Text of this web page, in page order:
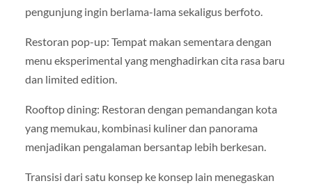
pengunjung ingin berlama-lama sekaligus berfoto.
Restoran pop-up: Tempat makan sementara dengan
menu eksperimental yang menghadirkan cita rasa baru
dan limited edition.
Rooftop dining: Restoran dengan pemandangan kota
yang memukau, kombinasi kuliner dan panorama
menjadikan pengalaman bersantap lebih berkesan.
Transisi dari satu konsep ke konsep lain menegaskan